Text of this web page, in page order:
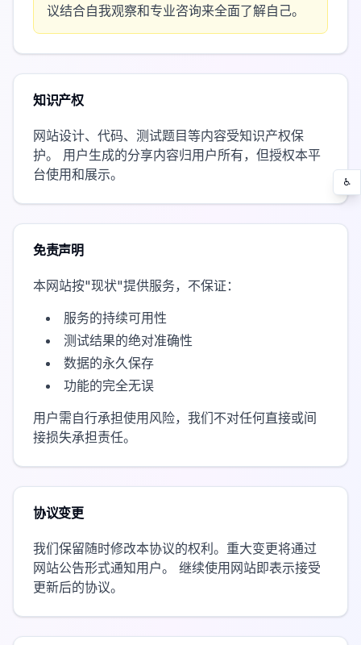
议结合自我观察和专业咨询来全面了解自己。
知识产权
网站设计、代码、测试题目等内容受知识产权保
护。 用户生成的分享内容归用户所有，但授权本平
台使用和展示。
免责声明
本网站按"现状"提供服务，不保证：
服务的持续可用性
测试结果的绝对准确性
数据的永久保存
功能的完全无误
用户需自行承担使用风险，我们不对任何直接或间
接损失承担责任。
协议变更
我们保留随时修改本协议的权利。重大变更将通过
网站公告形式通知用户。 继续使用网站即表示接受
更新后的协议。
♿